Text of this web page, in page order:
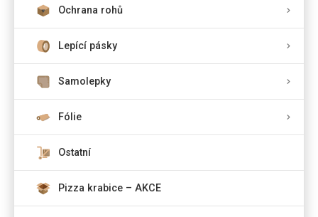
Ochrana rohů
Lepící pásky
Samolepky
Fólie
Ostatní
Pizza krabice – AKCE